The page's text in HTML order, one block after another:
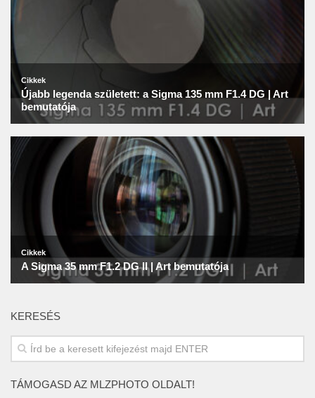
KERESÉS
TÁMOGASD AZ MLZPHOTO OLDALT!